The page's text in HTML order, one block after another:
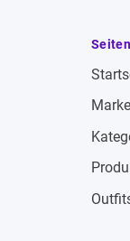
Seiten